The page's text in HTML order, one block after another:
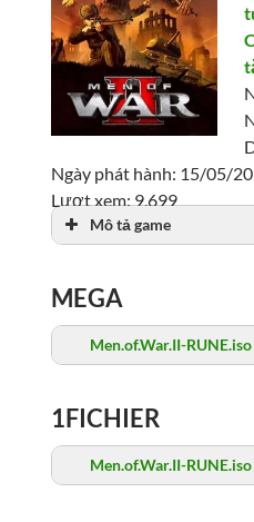
Ngày phát hành: 15/05/
Lượt xem: 9,699
Mô tả game
MEGA
Men.of.War.II-RUNE.iso
1FICHIER
Men.of.War.II-RUNE.iso